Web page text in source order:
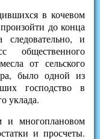
в кочевом
до конца
следовательно, и
общественного
от сельского
было одной из
господство в
уклада.
и многоплановом
и просчеты.